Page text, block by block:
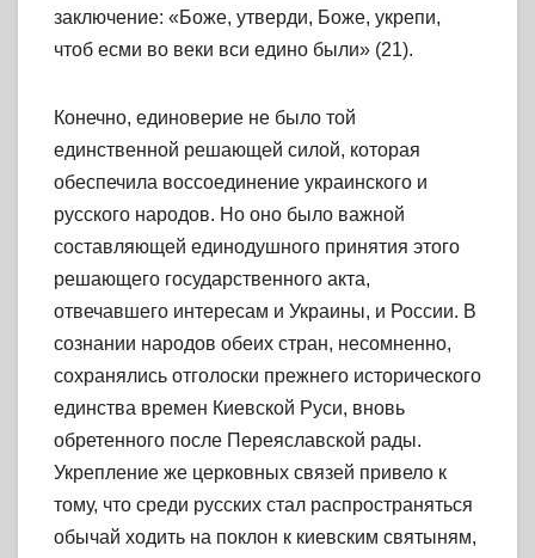
заключение: «Боже, утверди, Боже, укрепи,
чтоб есми во веки вси едино были» (21).
Конечно, единоверие не было той
единственной решающей силой, которая
обеспечила воссоединение украинского и
русского народов. Но оно было важной
составляющей единодушного принятия этого
решающего государственного акта,
отвечавшего интересам и Украины, и России. В
сознании народов обеих стран, несомненно,
сохранялись отголоски прежнего исторического
единства времен Киевской Руси, вновь
обретенного после Переяславской рады.
Укрепление же церковных связей привело к
тому, что среди русских стал распространяться
обычай ходить на поклон к киевским святыням,